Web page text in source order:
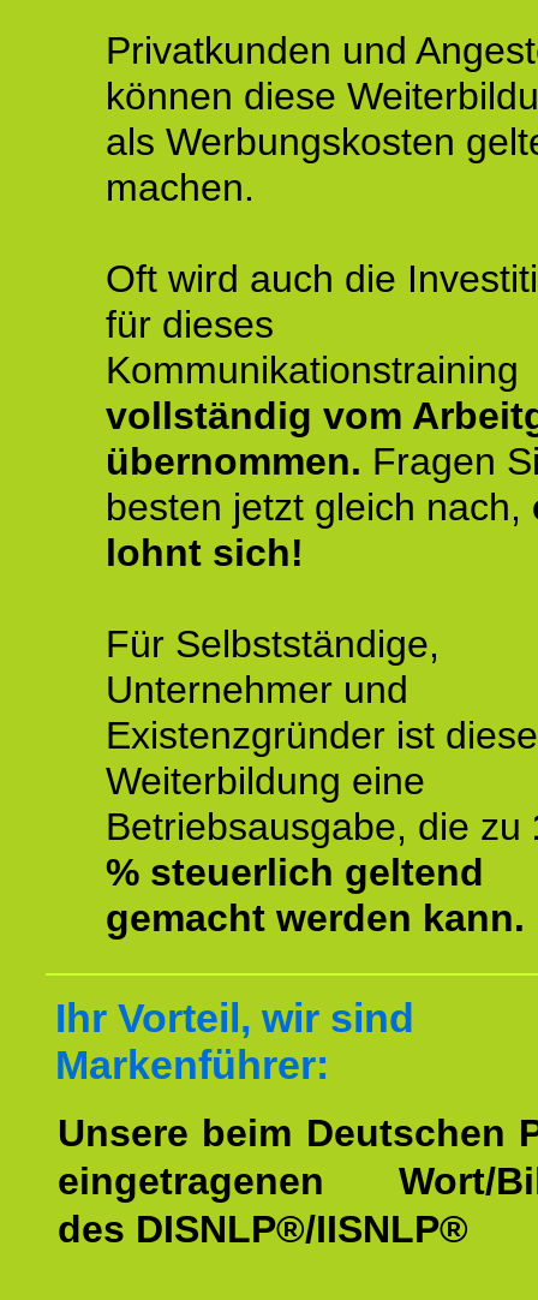
Privatkunden und
können diese
als Werbungskosten
machen.
Oft wird auch die
für dieses
Kommunikationstraining
vollständig vom
übernommen. Fragen
besten jetzt gleich nach,
lohnt sich!
Für Selbstständige,
Unternehmer und
Existenzgründer ist diese
Weiterbildung eine
Betriebsausgabe, die zu
% steuerlich geltend
gemacht werden kann.
Ihr Vorteil, wir sind
Markenführer:
Unsere beim Deutschen
eingetragenen Wort/
des DISNLP®/IISNLP®